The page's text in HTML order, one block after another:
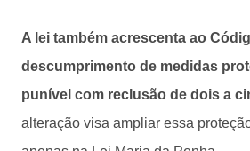
A lei também acrescenta ao
descumprimento de medidas
punível com reclusão de dois a
alteração visa ampliar essa